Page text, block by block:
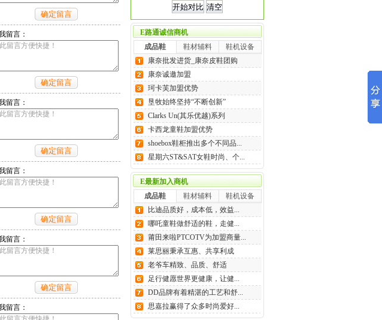
E路通诚信商机
成品鞋
鞋材辅料
鞋机设备
康奈批发进货_康奈皮鞋团购
康奈诚邀加盟
珂卡芙加盟优势
垦牧始终坚持“不断创新”
Clarks Un(其乐优越)系列
卡西龙童鞋加盟优势
shoebox鞋柜推出多个不同品...
星期六ST&SAT女鞋时尚、个...
E最新加入商机
成品鞋
鞋材辅料
鞋机设备
比迪品质好，成本低，效益...
哪吒童鞋做舒适的鞋，走健...
莆田来啦PTCOTV为加盟商量...
莱思丽秉承互惠、共享利成
老爷车精致、品质、舒适
足行健愿世界更健康，让健...
DD品牌有着精湛的工艺和舒...
思嘉拉赢得了众多时尚爱好...
留言：
留言：
留言：
留言：
留言：